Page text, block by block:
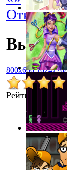
800x600
Рейтинг